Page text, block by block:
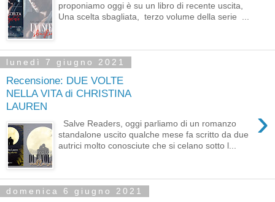
proponiamo oggi è su un libro di recente uscita,
Una scelta sbagliata, terzo volume della serie ...
lunedì 7 giugno 2021
Recensione: DUE VOLTE
NELLA VITA di CHRISTINA
LAUREN
›
Salve Readers, oggi parliamo di un romanzo
standalone uscito qualche mese fa scritto da due
autrici molto conosciute che si celano sotto l...
domenica 6 giugno 2021